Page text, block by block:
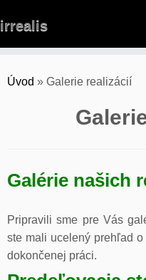
to
irrealis
Úvod » Galerie realizácií
Galérie našich
Pripravili sme pre Vás
ste mali ucelený prehľad
dokončenej práci.